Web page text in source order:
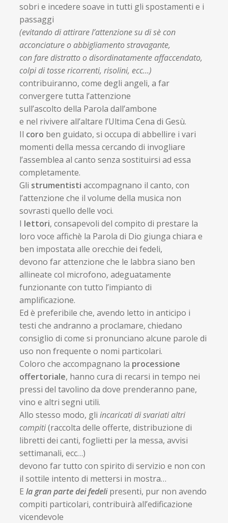
sobri e incedere soave in tutti gli spostamenti e i
passaggi
(evitando di attirare l’attenzione su di sè con
acconciature o abbigliamento stravagante,
con fare distratto o disordinatamente affaccendato,
colpi di tosse ricorrenti, risolini, ecc…)
contribuiranno, come degli angeli, a far
convergere tutta l’attenzione
sull’ascolto della Parola dall’ambone
e nel rivivere all’altare l’Ultima Cena di Gesù.
Il coro ben guidato, si occupa di abbellire i vari
momenti della messa cercando di invogliare
l’assemblea al canto senza sostituirsi ad essa
completamente.
Gli strumentisti accompagnano il canto, con
l’attenzione che il volume della musica non
sovrasti quello delle voci.
I lettori, consapevoli del compito di prestare la
loro voce affichè la Parola di Dio giunga chiara e
ben impostata alle orecchie dei fedeli,
devono far attenzione che le labbra siano ben
allineate col microfono, adeguatamente
funzionante con tutto l’impianto di
amplificazione.
Ed è preferibile che, avendo letto in anticipo i
testi che andranno a proclamare, chiedano
consiglio di come si pronunciano alcune parole di
uso non frequente o nomi particolari.
Coloro che accompagnano la processione
offertoriale, hanno cura di recarsi in tempo nei
pressi del tavolino da dove prenderanno pane,
vino e altri segni utili.
Allo stesso modo, gli incaricati di svariati altri
compiti(raccolta delle offerte, distribuzione di
libretti dei canti, foglietti per la messa, avvisi
settimanali, ecc…)
devono far tutto con spirito di servizio e non con
il sottile intento di mettersi in mostra…
E la gran parte dei fedelipresenti, pur non avendo
compiti particolari, contribuirà all’edificazione
vicendevole